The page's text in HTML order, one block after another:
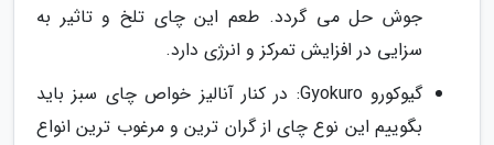
جوش حل می گردد. طعم این چای تلخ و تاثیر به
سزایی در افزایش تمرکز و انرژی دارد.
گیوکورو Gyokuro: در کنار آنالیز خواص چای سبز باید
بگوییم این نوع چای از گران ترین و مرغوب ترین انواع